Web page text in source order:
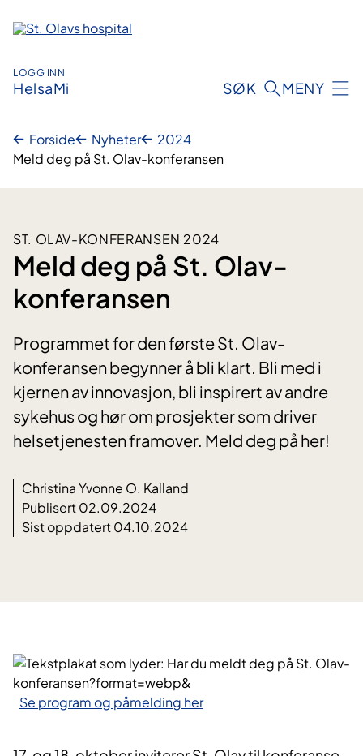
innhold
LOGG INN
HelsaMi SØK MENY
Forside Nyheter
2024
Meld deg på St. Olav-konferansen
ST. OLAV-KONFERANSEN 2024
Meld deg på St. Olav-
konferansen
Programmet for den første St. Olav-
konferansen begynner å bli klart. Bli med i
kjernen av innovasjon, bli inspirert av andre
sykehus og hør om prosjekter som driver
helsetjenesten framover. Meld deg på her!
Christina Yvonne O. Kalland
Publisert 02.09.2024
Sist oppdatert 04.10.2024
Se program og påmelding her